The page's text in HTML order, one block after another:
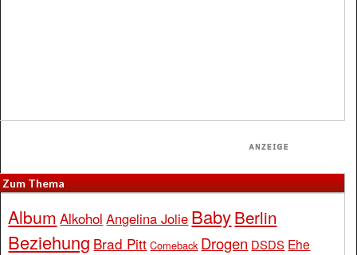
Zum Thema
Album Alkohol Angelina Jolie BabyBerlin
Beziehung Brad Pitt Comeback Drogen DSDS Ehe